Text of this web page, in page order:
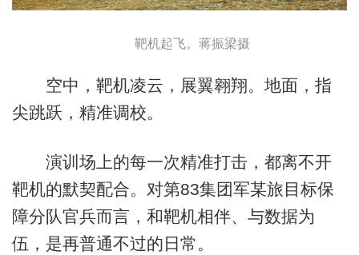
靶机起飞。蒋振梁摄
空中，靶机凌云，展翼翱翔。地面，指
尖跳跃，精准调校。
演训场上的每一次精准打击，都离不开
靶机的默契配合。对第83集团军某旅目标保
障分队官兵而言，和靶机相伴、与数据为
伍，是再普通不过的日常。